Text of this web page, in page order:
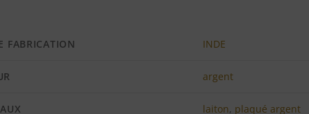
FABRICATION
INDE
argent
laiton, plaqué argent